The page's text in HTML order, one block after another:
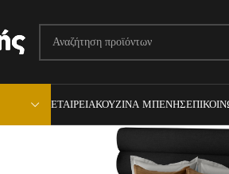
ΕΤΑΙΡΕΊΑΚΟΥΖΊΝΑ ΜΠΕΝΉΣ